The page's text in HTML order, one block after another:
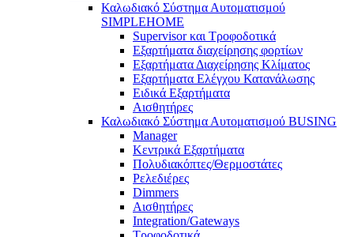
Καλωδιακό Σύστημα Αυτοματισμού
SIMPLEHOME
Supervisor και Τροφοδοτικά
Εξαρτήματα διαχείρησης φορτίων
Εξαρτήματα Διαχείρησης Κλίματος
Εξαρτήματα Ελέγχου Κατανάλωσης
Ειδικά Εξαρτήματα
Αισθητήρες
Καλωδιακό Σύστημα Αυτοματισμού BUSING
Manager
Κεντρικά Εξαρτήματα
Πολυδιακόπτες/Θερμοστάτες
Ρελεδιέρες
Dimmers
Αισθητήρες
Integration/Gateways